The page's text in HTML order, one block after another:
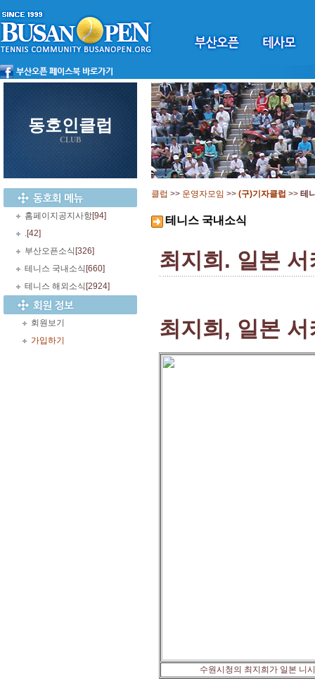
동호인클럽
CLUB
홈페이지공지사항[94]
.[42]
부산오픈소식 [326]
테니스 국내소식 [660]
테니스 해외소식 [2924]
회원보기
가입하기
클럽 >> 운영자모임 >> (구)기자클럽 >> 테
테니스 국내소식
최지희. 일본
최지희, 일본
수원시청의 최지희가 일본 니